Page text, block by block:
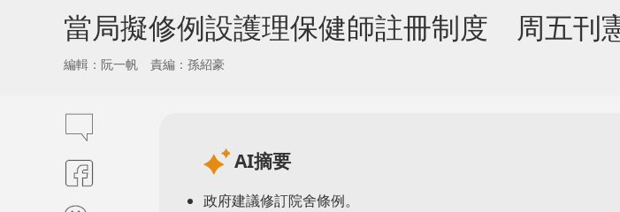
當局擬修例設護理保健師註冊制度 周五刊
編輯：阮一帆 責編：孫紹豪
AI摘要
政府建議修訂院舍條例。